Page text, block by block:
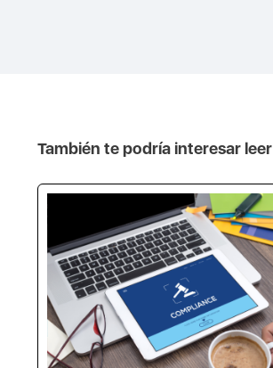
También te podría interesar leer